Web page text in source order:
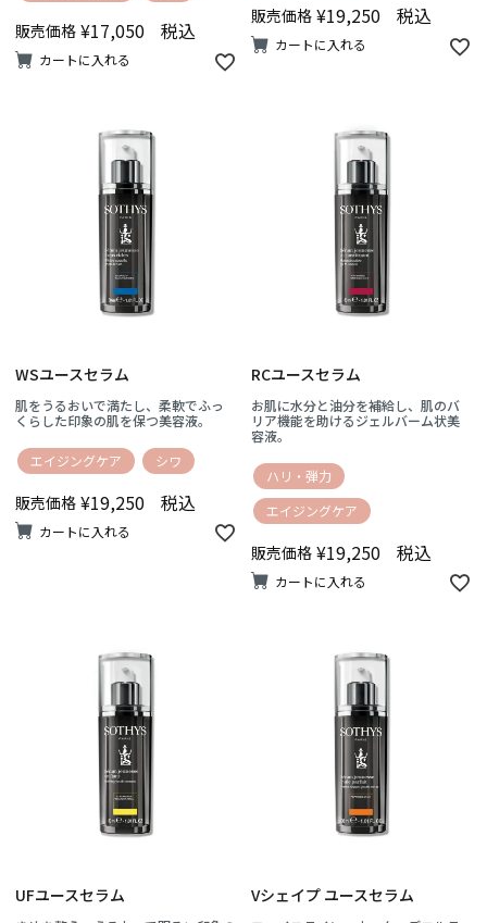
販売価格 ¥17,050 税込
カートに入れる
販売価格 ¥19,250 税込
カートに入れる
肌をうるおいで満たし、柔軟でふっ
くらした印象の肌を保つ美容液。
WSユースセラム
エイジングケア シワ
販売価格 ¥19,250 税込
カートに入れる
お肌に水分と油分を補給し、肌のバ
リア機能を助けるジェルバーム状美
容液。
RCユースセラム
ハリ・弾力
エイジングケア
販売価格 ¥19,250 税込
カートに入れる
UFユースセラム Vシェイプ ユースセラム